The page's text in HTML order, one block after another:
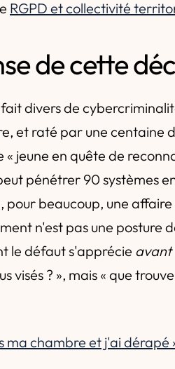
RGPD et collectivité
de cette
divers de
et raté par une centaine
jeune en quête de
pénétrer 90 systèmes
pour beaucoup, une
n'est pas une posture
le défaut s'apprécie avant
visés ? », mais « que
ma chambre et j'ai dérapé